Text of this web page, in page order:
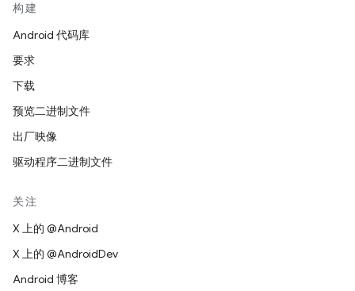
构建
Android 代码库
要求
下载
预览二进制文件
出厂映像
驱动程序二进制文件
关注
X 上的 @Android
X 上的 @AndroidDev
Android 博客